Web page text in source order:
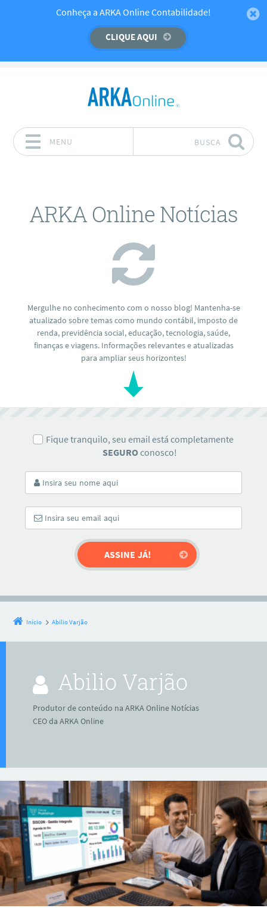
Temos um recado importante para você!
CLIQUE AQUI
Conheça a ARKA Online Contabilidade!
CLIQUE AQUI
MENU BUSCA
ARKA Online Notícias
Mergulhe no conhecimento com o nosso blog! Mantenha-se
atualizado sobre temas como mundo contábil, imposto de
renda, previdência social, educação, tecnologia, saúde,
finanças e viagens. Informações relevantes e atualizadas
para ampliar seus horizontes!
Fique tranquilo, seu email está completamente
SEGURO conosco!
Início Abilio Varjão
Abilio Varjão
Produtor de conteúdo na ARKA Online Notícias
CEO da ARKA Online